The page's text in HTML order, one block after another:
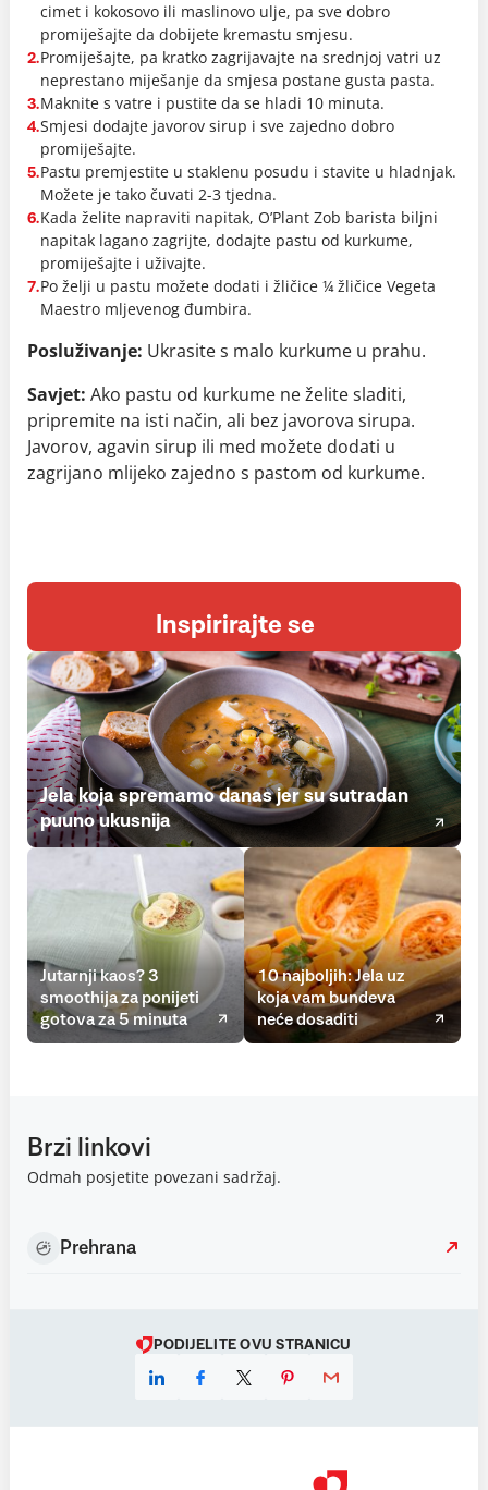
cimet i kokosovo ili maslinovo ulje, pa sve dobro
promiješajte da dobijete kremastu smjesu.
2.Promiješajte, pa kratko zagrijavajte na srednjoj vatri uz
neprestano miješanje da smjesa postane gusta pasta.
3.Maknite s vatre i pustite da se hladi 10 minuta.
4.Smjesi dodajte javorov sirup i sve zajedno dobro
promiješajte.
5.Pastu premjestite u staklenu posudu i stavite u hladnjak.
Možete je tako čuvati 2-3 tjedna.
6.Kada želite napraviti napitak, O’Plant Zob barista biljni
napitak lagano zagrijte, dodajte pastu od kurkume,
promiješajte i uživajte.
7.Po želji u pastu možete dodati i žličice ¼ žličice Vegeta
Maestro mljevenog đumbira.
Posluživanje: Ukrasite s malo kurkume u prahu.
Savjet: Ako pastu od kurkume ne želite sladiti,
pripremite na isti način, ali bez javorova sirupa.
Javorov, agavin sirup ili med možete dodati u
zagrijano mlijeko zajedno s pastom od kurkume.
Inspirirajte se
Jela koja spremamo danas jer su sutradan
puuno ukusnija
Jutarnji kaos? 3
smoothija za ponijeti
gotova za 5 minuta
10 najboljih: Jela uz
koja vam bundeva
neće dosaditi
Brzi linkovi
Odmah posjetite povezani sadržaj.
Prehrana
PODIJELITE OVU STRANICU